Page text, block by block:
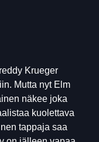
Krueger
Mutta nyt Elm
näkee joka
kuolettava
tappaja saa